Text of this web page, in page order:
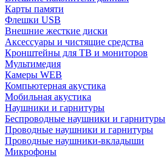
Карты памяти
Флешки USB
Внешние жесткие диски
Аксессуары и чистящие средства
Кронштейны для ТВ и мониторов
Мультимедия
Камеры WEB
Компьютерная акустика
Мобильная акустика
Наушники и гарнитуры
Беспроводные наушники и гарнитуры
Проводные наушники и гарнитуры
Проводные наушники-вкладыши
Микрофоны